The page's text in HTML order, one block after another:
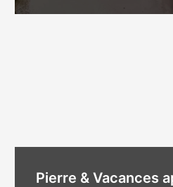
Pierre & Vacances